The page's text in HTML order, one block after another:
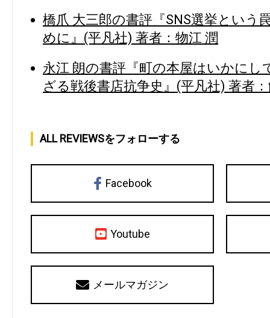
橋爪 大三郎の書評『SNS選挙という
めに』(平凡社) 著者：物江 潤
永江 朗の書評『町の本屋はいかにし
ざる戦後書店抗争史』(平凡社) 著者
ALL REVIEWSをフォローする
Facebook
Youtube
メールマガジン